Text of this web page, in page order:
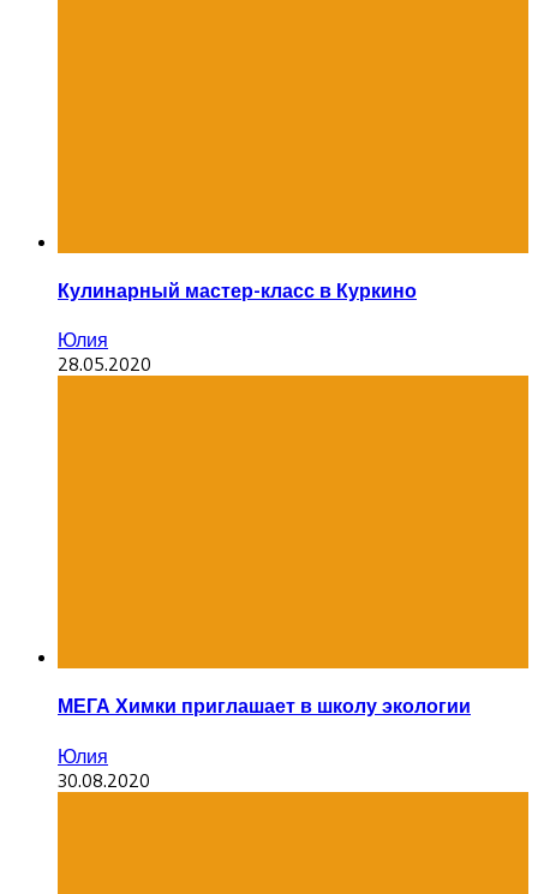
Кулинарный мастер-класс в Куркино
Юлия
28.05.2020
МЕГА Химки приглашает в школу экологии
Юлия
30.08.2020